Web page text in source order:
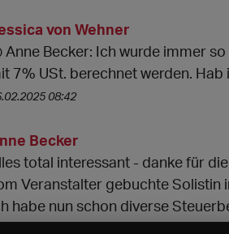
von Wehner
Anne Becker: Ich wurde immer
7% USt. berechnet werden.
08:42
Becker
total interessant - danke für
Veranstalter gebuchte Solistin
habe nun schon diverse